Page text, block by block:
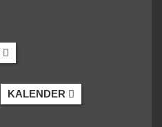
KALENDER